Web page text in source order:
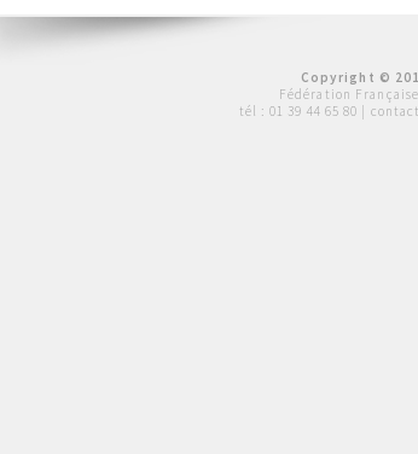
Copyright ©
Fédération
tél : 01 39 44 65 80 |